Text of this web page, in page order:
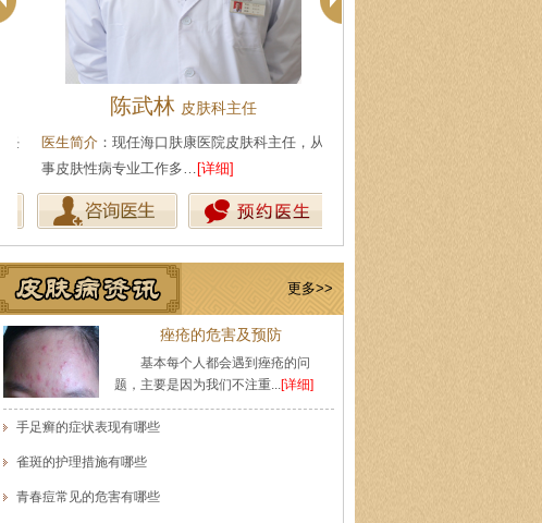
陈武林 皮肤科主任
医生简介：现任海口肤康医院皮肤科主任，从
事皮肤性病专业工作多…[详细]
更多>>
痤疮的危害及预防
基本每个人都会遇到痤疮的问
题，主要是因为我们不注重...[详细]
手足癣的症状表现有哪些
雀斑的护理措施有哪些
青春痘常见的危害有哪些